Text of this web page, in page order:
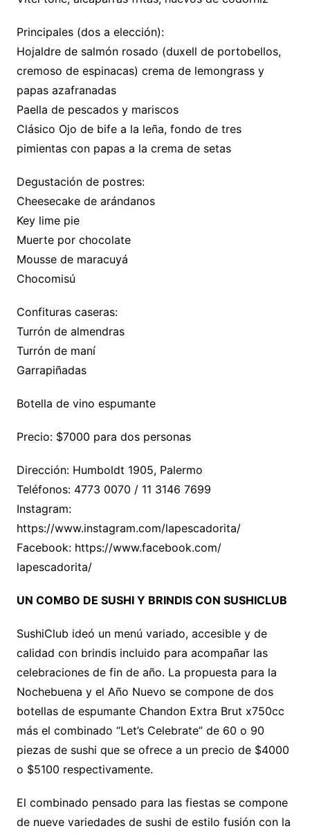
Principales (dos a elección):
Hojaldre de salmón rosado (duxell de portobellos,
cremoso de espinacas) crema de lemongrass y
papas azafranadas
Paella de pescados y mariscos
Clásico Ojo de bife a la leña, fondo de tres
pimientas con papas a la crema de setas
Degustación de postres:
Cheesecake de arándanos
Key lime pie
Muerte por chocolate
Mousse de maracuyá
Chocomisú
Confituras caseras:
Turrón de almendras
Turrón de maní
Garrapiñadas
Botella de vino espumante
Precio: $7000 para dos personas
Dirección: Humboldt 1905, Palermo
Teléfonos: 4773 0070 / 11 3146 7699
Instagram:
https://www.instagram.com/lapescadorita/
Facebook: https://www.facebook.com/
lapescadorita/
UN COMBO DE SUSHI Y BRINDIS CON SUSHICLUB
SushiClub ideó un menú variado, accesible y de
calidad con brindis incluido para acompañar las
celebraciones de fin de año. La propuesta para la
Nochebuena y el Año Nuevo se compone de dos
botellas de espumante Chandon Extra Brut x750cc
más el combinado “Let’s Celebrate” de 60 o 90
piezas de sushi que se ofrece a un precio de $4000
o $5100 respectivamente.
El combinado pensado para las fiestas se compone
de nueve variedades de sushi de estilo fusión con la